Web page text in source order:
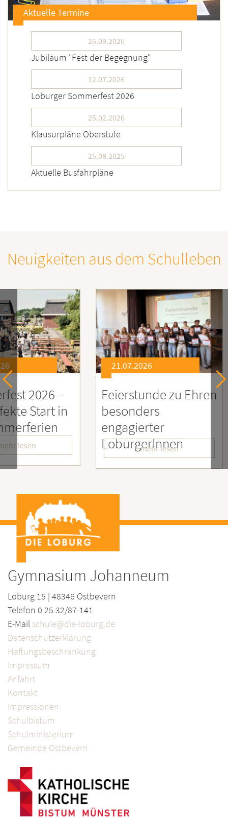
Aktuelle Termine
26.09.2026
Jubiläum "Fest der Begegnung"
12.07.2026
Loburger Sommerfest 2026
25.02.2026
Klausurpläne Oberstufe
25.08.2025
Aktuelle Busfahrpläne
Neuigkeiten aus dem Schulleben
–
in
21.07.2026
Feierstunde zu Ehren
besonders
engagierter
LoburgerInnen
mehr lesen
–
Gymnasium Johanneum
Loburg 15 | 48346 Ostbevern
Telefon 0 25 32/87-141
E-Mail schule@die-loburg.de
Datenschutzerklärung
Haftungsbeschränkung
Impressum
Anfahrt
Kontakt
Impressionen
Schulbistum
Schulministerium
Gemeinde Ostbevern